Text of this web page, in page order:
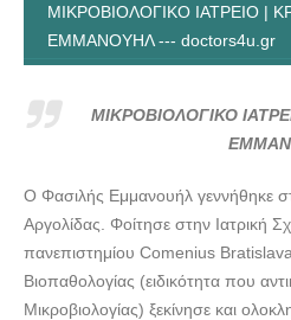
ΜΙΚΡΟΒΙΟΛΟΓΙΚΟ ΙΑΤΡΕΙΟ |
ΕΜΜΑΝΟΥΗΛ --- doctors4u.gr
ΕΜΜΑΝΟΥΗΛ --- doctors4u.gr
ΜΙΚΡΟΒΙΟΛΟΓΙΚΟ ΙΑΤΡΕΙΟ |
ΜΙΚΡΟΒΙΟΛΟΓΙΚΟ ΙΑΤΡΕΙΟ |
ΕΜΜΑΝΟΥΗΛ --- doctors4u.gr
ΜΙΚΡΟΒΙΟΛΟΓΙΚΟ ΙΑΤΡΕΙΟ |
ΕΜΜΑΝΟΥΗΛ --- doctors4u.gr
ΜΙΚΡΟΒΙΟΛΟΓΙΚΟ
Ο Φασιλής Εμμανουήλ γεννήθηκε
Αργολίδας. Φοίτησε στην Ιατρική
πανεπιστημίου Comenius Bratislava.
Βιοπαθολογίας (ειδικότητα που
Μικροβιολογίας) ξεκίνησε και